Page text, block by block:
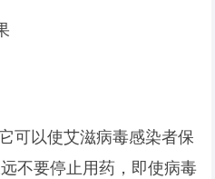
可以使艾滋病毒感染者保
不要停止用药，即使病毒